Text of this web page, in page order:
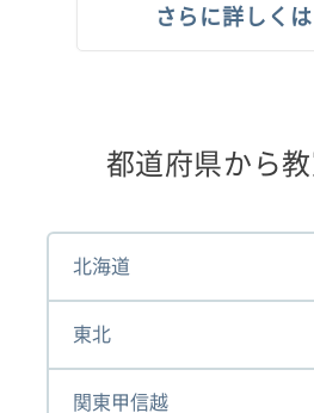
さらに詳しく
都道府県から
北海道
東北
関東甲信越